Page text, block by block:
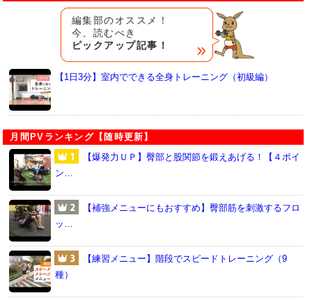
編集部のオススメ！
今、読むべき
ピックアップ記事！
【1日3分】室内でできる全身トレーニング（初級編）
月間PVランキング【随時更新】
【爆発力ＵＰ】臀部と股関節を鍛えあげる！【４ポイ
ン…
【補強メニューにもおすすめ】臀部筋を刺激するフロ
ッ…
【練習メニュー】階段でスピードトレーニング（9
種）